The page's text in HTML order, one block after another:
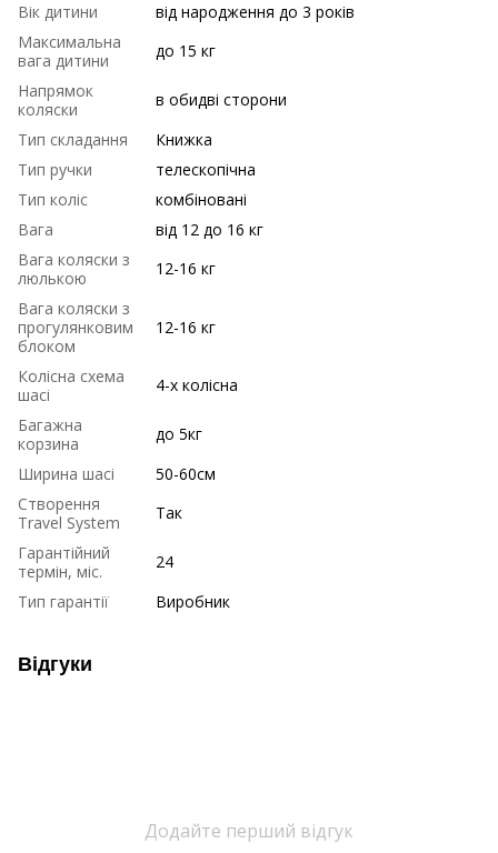
Вік дитини
від народження до 3 років
Максимальна
вага дитини
до 15 кг
Напрямок
коляски
в обидві сторони
Тип складання
Книжка
Тип ручки
телескопічна
Тип коліс
комбіновані
Вага
від 12 до 16 кг
Вага коляски з
люлькою
12-16 кг
Вага коляски з
прогулянковим
блоком
12-16 кг
Колісна схема
шасі
4-х колісна
Багажна
корзина
до 5кг
Ширина шасі
50-60см
Створення
Travel System
Так
Гарантійний
термін, міс.
24
Тип гарантії
Виробник
Відгуки
Додайте перший відгук